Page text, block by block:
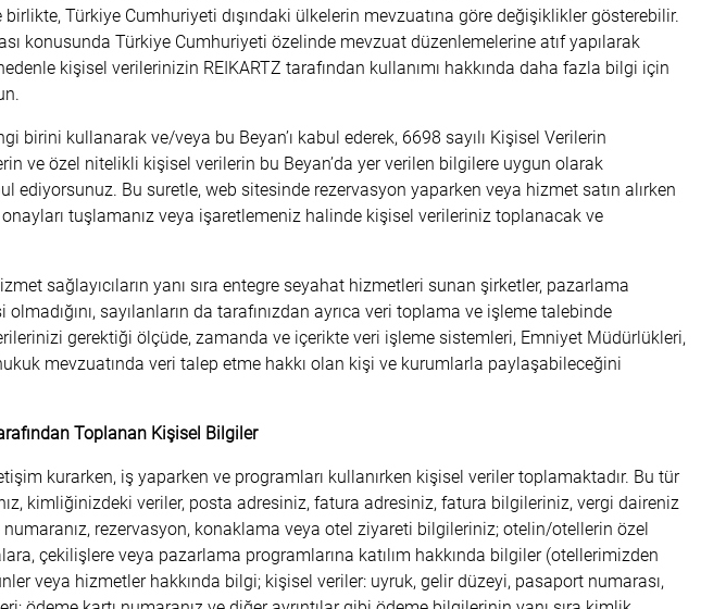
Türkiye Cumhuriyeti dışındaki ülkelerin mevzuatına göre değişiklikler gösterebilir.
konusunda Türkiye Cumhuriyeti özelinde mevzuat düzenlemelerine atıf yapılarak
kişisel verilerinizin REIKARTZ tarafından kullanımı hakkında daha fazla bilgi için
birini kullanarak ve/veya bu Beyan’ı kabul ederek, 6698 sayılı Kişisel Verilerin
ve özel nitelikli kişisel verilerin bu Beyan’da yer verilen bilgilere uygun olarak
ediyorsunuz. Bu suretle, web sitesinde rezervasyon yaparken veya hizmet satın alırken
tuşlamanız veya işaretlemeniz halinde kişisel verileriniz toplanacak ve
sağlayıcıların yanı sıra entegre seyahat hizmetleri sunan şirketler, pazarlama
sayılanların da tarafınızdan ayrıca veri toplama ve işleme talebinde
gerektiği ölçüde, zamanda ve içerikte veri işleme sistemleri, Emniyet Müdürlükleri,
mevzuatında veri talep etme hakkı olan kişi ve kurumlarla paylaşabileceğini
Toplanan Kişisel Bilgiler
kurarken, iş yaparken ve programları kullanırken kişisel veriler toplamaktadır. Bu tür
kimliğinizdeki veriler, posta adresiniz, fatura adresiniz, fatura bilgileriniz, vergi daireniz
rezervasyon, konaklama veya otel ziyareti bilgileriniz; otelin/otellerin özel
çekilişlere veya pazarlama programlarına katılım hakkında bilgiler (otellerimizden
veya hizmetler hakkında bilgi; kişisel veriler: uyruk, gelir düzeyi, pasaport numarası,